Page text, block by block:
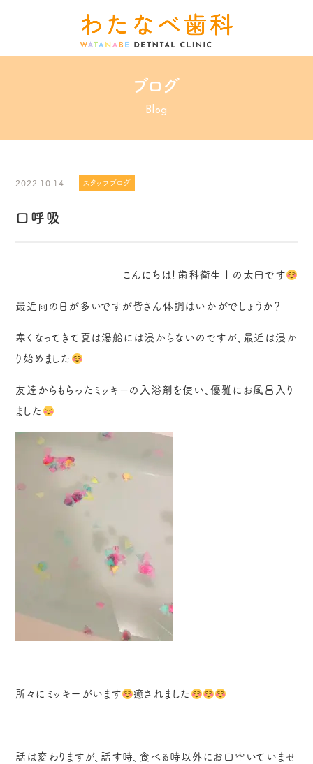
ブログ
Blog
2022.10.14 スタッフブログ
口呼吸
こんにちは！歯科衛生士の太田です
最近雨の日が多いですが皆さん体調はいかがでしょうか？
寒くなってきて夏は湯船には浸からないのですが、最近は浸か
り始めました
友達からもらったミッキーの入浴剤を使い、優雅にお風呂入り
ました
所々にミッキーがいます 癒されました
話は変わりますが、話す時、食べる時以外にお口空いていませ